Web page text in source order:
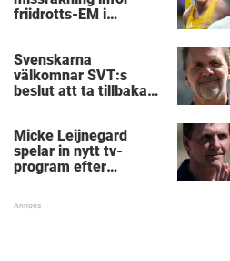
friidrotts-EM i
Svenskarna
välkomnar SVT:s
beslut att ta tillbaka
Micke Leijnegard
spelar in nytt tv-
program efter